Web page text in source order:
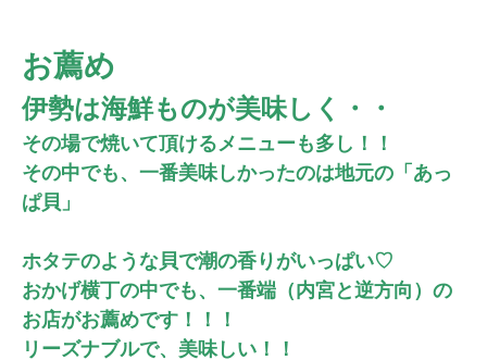
お薦め
伊勢は海鮮ものが美味しく・・
その場で焼いて頂けるメニューも多し！！
その中でも、一番美味しかったのは地元の「あっ
ぱ貝」
ホタテのような貝で潮の香りがいっぱい♡
おかげ横丁の中でも、一番端 （内宮と逆方向）の
お店がお薦めです！！！
リーズナブルで、美味しい！！